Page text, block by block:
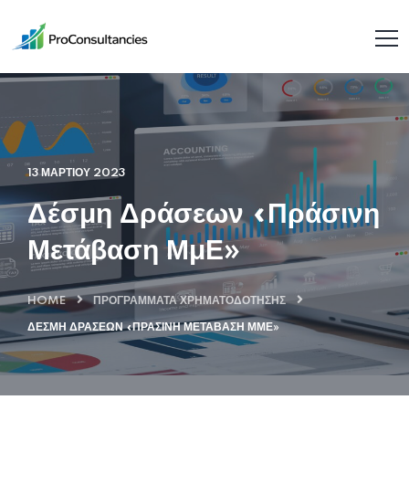
13 ΜΑΡΤΊΟΥ 2023
Δέσμη Δράσεων «Πράσινη
Μετάβαση ΜμΕ»
HOME ΠΡΟΓΡΆΜΜΑΤΑ ΧΡΗΜΑΤΟΔΌΤΗΣΗΣ
ΔΈΣΜΗ ΔΡΆΣΕΩΝ «ΠΡΆΣΙΝΗ ΜΕΤΆΒΑΣΗ ΜΜΕ»